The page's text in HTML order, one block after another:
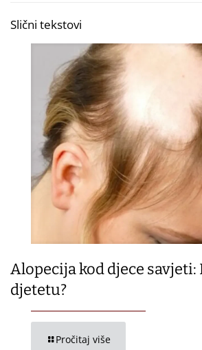
Slični tekstovi
Alopecija kod djece savjeti:
djetetu?
Pročitaj više